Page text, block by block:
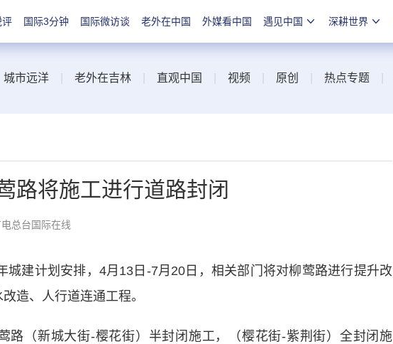
评 国际3分钟 国际微访谈 老外在中国 外媒看中国 遇见中国 深耕世界
城市远洋 老外在吉林 直观中国 视频 原创 热点专题
路将施工进行道路封闭
总台国际在线
建计划安排，4月13日-7月20日，相关部门将对柳莺路进行提升改
造、人行道连通工程。
（新城大街-樱花街）半封闭施工，（樱花街-紫荆街）全封闭施